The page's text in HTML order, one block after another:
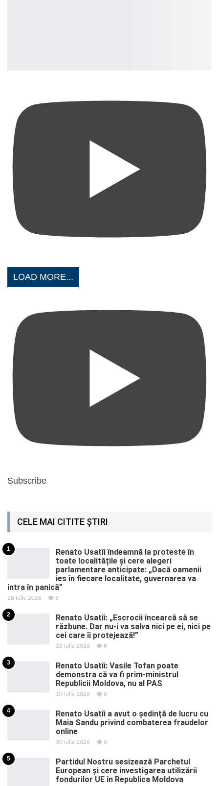
LOAD MORE...
Subscribe
CELE MAI CITITE ȘTIRI
1
Renato Usatîi îndeamnă la proteste în
toate localitățile și cere alegeri
parlamentare anticipate: „Dacă oamenii
ies în fiecare localitate, guvernarea va
intra în panică”
28 iulie 2026 8
2
Renato Usatîi: „Escrocii încearcă să se
răzbune. Dar nu-i va salva nici pe ei, nici pe
cei care îi protejează!”
22 iulie 2026 8
3
Renato Usatîi: Vasile Tofan poate
demonstra că va fi prim-ministrul
Republicii Moldova, nu al PAS
10 iulie 2026 6
4
Renato Usatîi a avut o ședință de lucru cu
Maia Sandu privind combaterea fraudelor
online
30 iulie 2026 6
5
Partidul Nostru sesizează Parchetul
European și cere investigarea utilizării
fondurilor UE în Republica Moldova